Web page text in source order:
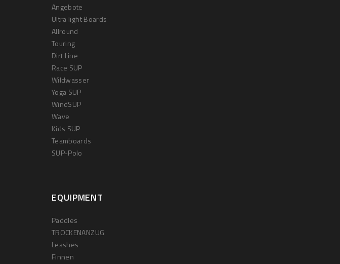
Angebote
Ultra light Boards
Allround
Touring
Dirt Line
Race SUP
Wildwasser
Yoga SUP
WindSUP
Wave
Kids SUP
Teamboards
SUP-Polo
EQUIPMENT
Paddles
TROCKENANZUG
Leashes
Finnen